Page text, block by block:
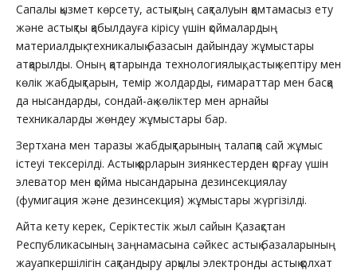
Сапалы қызмет көрсету, астықтың сақталуын қамтамасыз ету
және астықты қабылдауға кірісу үшін қоймалардың
материалдық-техникалық базасын дайындау жұмыстары
атқарылды. Оның қатарында технологиялық, астық кептіру мен
көлік жабдықтарын, темір жолдарды, ғимараттар мен басқа
да нысандарды, сондай-ақ көліктер мен арнайы
техникаларды жөндеу жұмыстары бар.
Зертхана мен таразы жабдықтарының талапқа сай жұмыс
істеуі тексерілді. Астық қорларын зиянкестерден қорғау үшін
элеватор мен қойма нысандарына дезинсекциялау
(фумигация және дезинсекция) жұмыстары жүргізілді.
Айта кету керек, Серіктестік жыл сайын Қазақстан
Республикасының заңнамасына сәйкес астық базаларының
жауапкершілігін сақтандыру арқылы электронды астық қолхат